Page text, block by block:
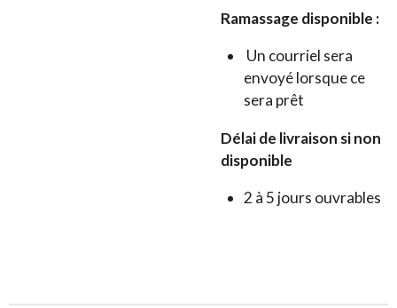
Ramassage disponible :
Un courriel sera
envoyé lorsque ce
sera prêt
Délai de livraison si non
disponible
2 à 5 jours ouvrables